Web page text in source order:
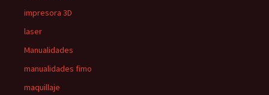
impresora 3D
laser
Manualidades
manualidades fimo
maquillaje